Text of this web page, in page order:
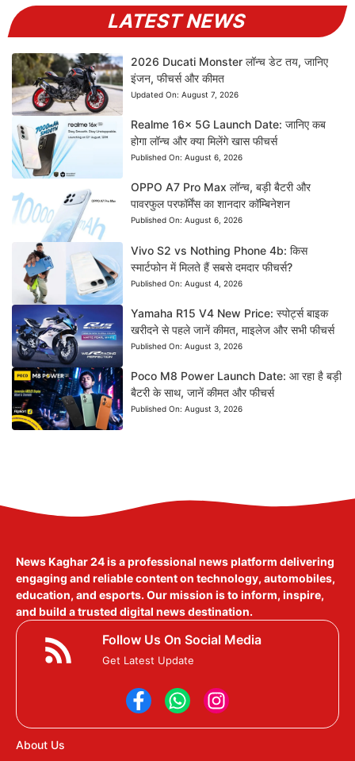
LATEST NEWS
2026 Ducati Monster लॉन्च डेट तय, जानिए
इंजन, फीचर्स और कीमत
Updated On: August 7, 2026
Realme 16x 5G Launch Date: जानिए कब
होगा लॉन्च और क्या मिलेंगे खास फीचर्स
Published On: August 6, 2026
OPPO A7 Pro Max लॉन्च, बड़ी बैटरी और
पावरफुल परफॉर्मेंस का शानदार कॉम्बिनेशन
Published On: August 6, 2026
Vivo S2 vs Nothing Phone 4b: किस
स्मार्टफोन में मिलते हैं सबसे दमदार फीचर्स?
Published On: August 4, 2026
Yamaha R15 V4 New Price: स्पोर्ट्स बाइक
खरीदने से पहले जानें कीमत, माइलेज और सभी फीचर्स
Published On: August 3, 2026
Poco M8 Power Launch Date: आ रहा है बड़ी
बैटरी के साथ, जानें कीमत और फीचर्स
Published On: August 3, 2026
News Kaghar 24is a professional news platform delivering
engaging and reliable content on technology, automobiles,
education, and esports. Our mission is to inform, inspire,
and build a trusted digital news destination.
Follow Us On Social Media
Get Latest Update
About Us